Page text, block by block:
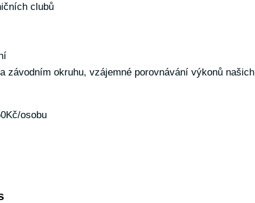
clubů
závodním okruhu, vzájemné porovnávání výkonů našich
osobu